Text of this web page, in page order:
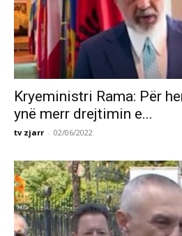
Kryeministri Rama: Për
ynë merr drejtimin e...
tv zjarr - 02/06/2022